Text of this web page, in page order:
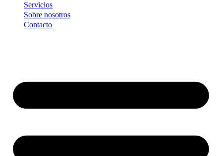
Servicios
Sobre nosotros
Contacto